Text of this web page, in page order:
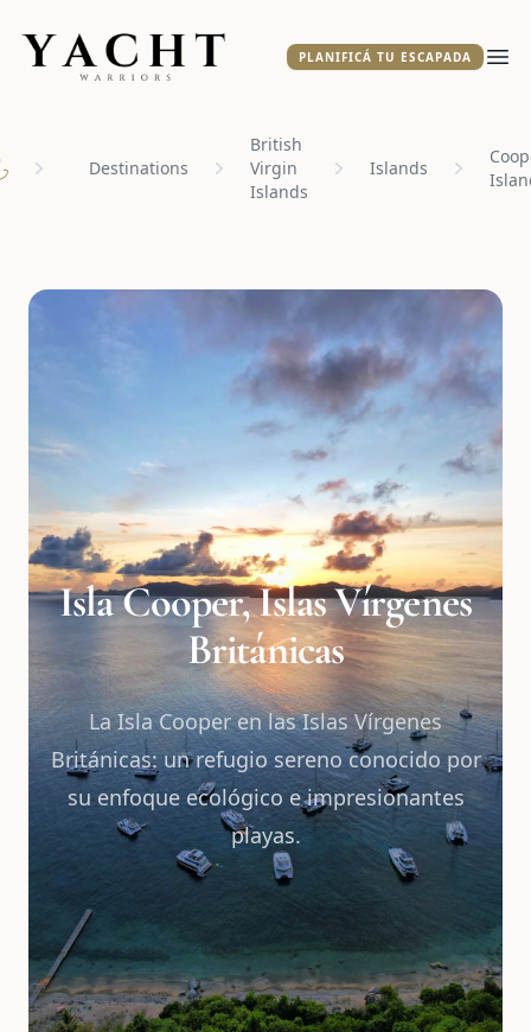
Yacht Warriors
PLANIFICÁ TU ESCAPADA
Destinations
British
Virgin
Islands
Islands
Isla Cooper, Islas Vírgenes
Británicas
La Isla Cooper en las Islas Vírgenes
Británicas: un refugio sereno conocido por
su enfoque ecológico e impresionantes
playas.